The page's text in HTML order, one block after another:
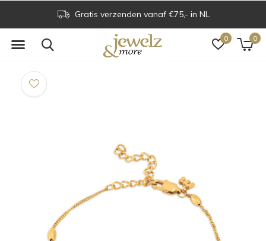
0 0
Gratis verzenden vanaf €75,- in NL